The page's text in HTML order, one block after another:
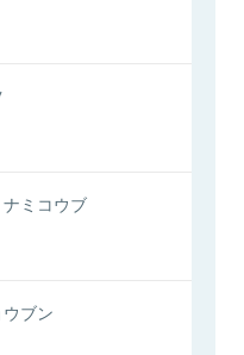
ミコウブ
ブン